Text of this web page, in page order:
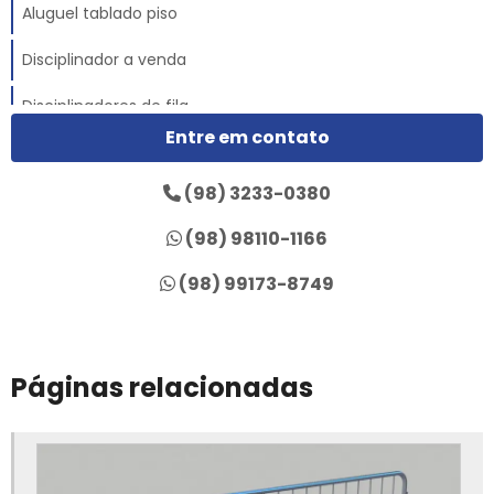
Aluguel tablado piso
Disciplinador a venda
Disciplinadores de fila
Empresa de disciplinadores
Empresa de galpão de lona
Empresa de galpão de lona treliçado
Empresa de tenda piramidal
Entre em contato
(98) 3233-0380
(98) 98110-1166
(98) 99173-8749
Páginas relacionadas